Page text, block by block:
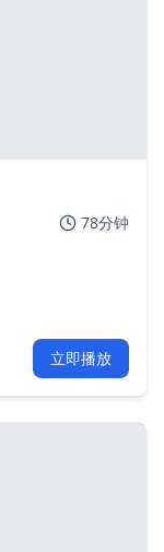
78分钟
立即播放